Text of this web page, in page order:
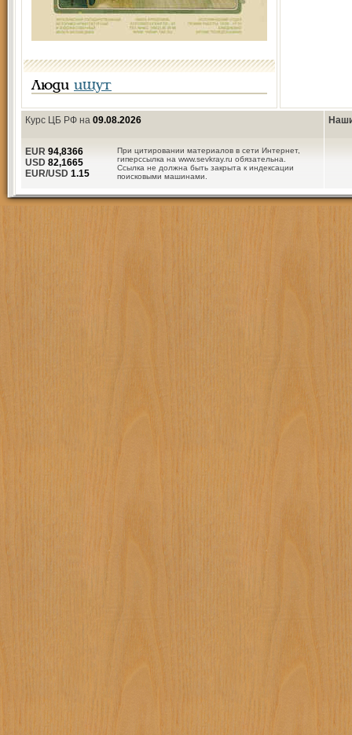
Люди ищут
Курс ЦБ РФ на 09.08.2026
При цитировании материалов в сети Интернет,
гиперссылка на www.sevkray.ru обязательна.
Ссылка не должна быть закрыта к индексации
поисковыми машинами.
EUR 94,8366
USD 82,1665
EUR/USD 1.15